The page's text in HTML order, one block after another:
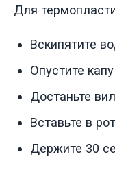
Для
Вскипятите
Опустите
Достаньте
Вставьте в
Держите 30